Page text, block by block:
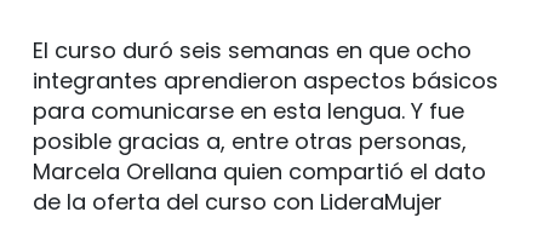
El curso duró seis semanas en que ocho
integrantes aprendieron aspectos básicos
para comunicarse en esta lengua. Y fue
posible gracias a, entre otras personas,
Marcela Orellana quien compartió el dato
de la oferta del curso con LideraMujer